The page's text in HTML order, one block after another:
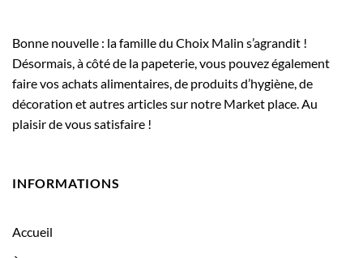
Bonne nouvelle : la famille du Choix Malin s’agrandit !
Désormais, à côté de la papeterie, vous pouvez également
faire vos achats alimentaires, de produits d’hygiène, de
décoration et autres articles sur notre Market place. Au
plaisir de vous satisfaire !
INFORMATIONS
Accueil